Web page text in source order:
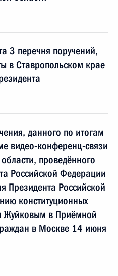
3 перечня поручений,
в Ставропольском крае
данного по итогам
видео-конференц-связи
проведённого
Российской Федерации
Президента Российской
конституционных
Жуйковым в Приёмной
в Москве 14 июня